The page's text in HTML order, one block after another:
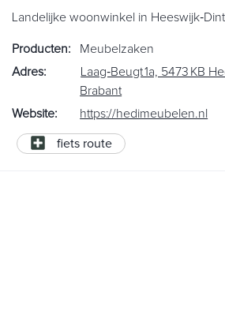
Landelijke woonwinkel in
Producten:
Meubelzaken
Adres:
Laag‑Beugt 1a, 5473 KB
Brabant
Website: https://hedimeubelen.nl
fiets route